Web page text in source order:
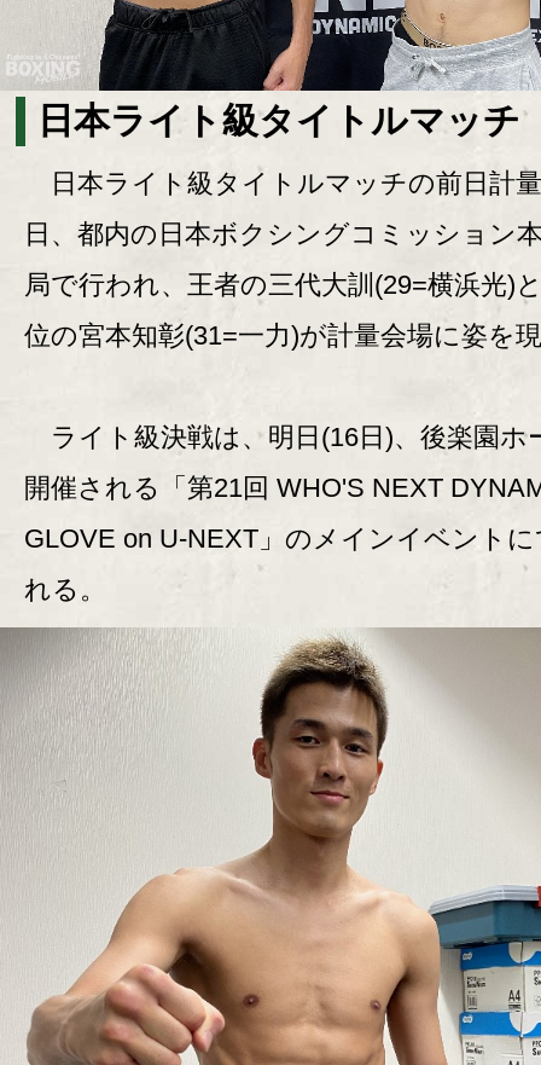
日本ライト級タイトルマッチ
日本ライト級タイトルマッチの前日計
日、都内の日本ボクシングコミッション
局で行われ、王者の三代大訓(29=横浜光)
位の宮本知彰(31=一力)が計量会場に姿を
ライト級決戦は、明日(16日)、後楽園ホ
開催される「第21回 WHO'S NEXT
GLOVE on U-NEXT」のメインイベント
れる。